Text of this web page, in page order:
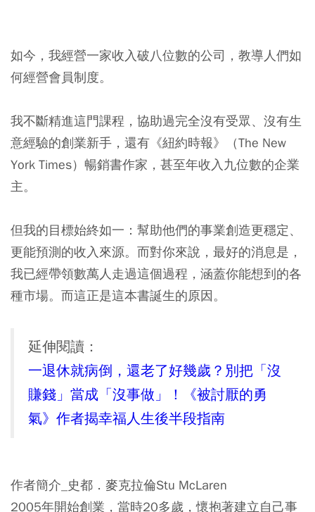
如今，我經營一家收入破八位數的公司，教導人們如
何經營會員制度。
我不斷精進這門課程，協助過完全沒有受眾、沒有生
意經驗的創業新手，還有《紐約時報》（The New
York Times）暢銷書作家，甚至年收入九位數的企業
主。
但我的目標始終如一：幫助他們的事業創造更穩定、
更能預測的收入來源。而對你來說，最好的消息是，
我已經帶領數萬人走過這個過程，涵蓋你能想到的各
種市場。而這正是這本書誕生的原因。
延伸閱讀：
一退休就病倒，還老了好幾歲？別把「沒
賺錢」當成「沒事做」！《被討厭的勇
氣》作者揭幸福人生後半段指南
作者簡介_史都．麥克拉倫Stu McLaren
2005年開始創業，當時20多歲，懷抱著建立自己事